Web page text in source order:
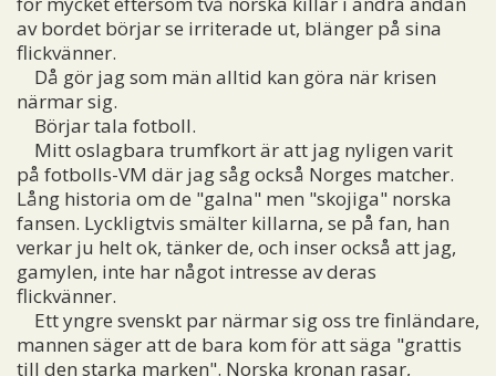
av bordet börjar se irriterade ut, blänger på sina
flickvänner.
Då gör jag som män alltid kan göra när krisen
närmar sig.
Börjar tala fotboll.
Mitt oslagbara trumfkort är att jag nyligen varit
på fotbolls-VM där jag såg också Norges matcher.
Lång historia om de "galna" men "skojiga" norska
fansen. Lyckligtvis smälter killarna, se på fan, han
verkar ju helt ok, tänker de, och inser också att jag,
gamylen, inte har något intresse av deras
flickvänner.
Ett yngre svenskt par närmar sig oss tre finländare,
mannen säger att de bara kom för att säga "grattis
till den starka marken". Norska kronan rasar,